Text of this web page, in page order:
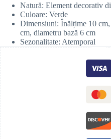
Natură: Element decorativ
Culoare: Verde
Dimensiuni: Înălțime 10
cm, diametru bază 6 cm
Sezonalitate: Atemporal